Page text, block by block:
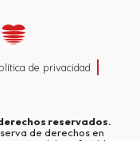
de privacidad
reservados.
de derechos en